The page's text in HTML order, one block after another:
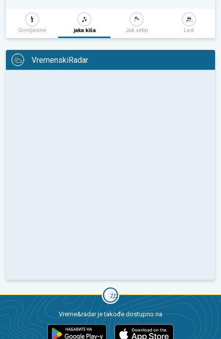
Grmljavine jaka kiša Jak vetar Led
VremenskiRadar
Vreme&radar je takođe dostupno na